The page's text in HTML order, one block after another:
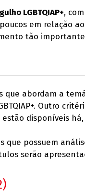
LGBTQIAP+,
em relação
tão
que abordam a
Outro
disponíveis
que possuem
serão